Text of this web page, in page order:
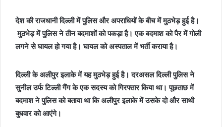
देश की राजधानी दिल्ली में पुलिस और अपराधियों के बीच में मुठभेड़ हुई है।
मुठभेड़ में पुलिस ने तीन बदमाशों को पकड़ा है। एक बदमाश को पैर में गोली
लगने से घायल हो गया है। घायल को अस्पताल में भर्ती कराया है।
दिल्ली के अलीपुर इलाके में यह मुठभेड़ हुई है। दरअसल दिल्ली पुलिस ने
सुनील उर्फ टिल्ली गैंग के एक सदस्य को गिरफ्तार किया था। पूछताछ में
बदमाश ने पुलिस को बताया था कि अलीपुर इलाके में उसके दो और साथी
बुधवार को आएंगे।